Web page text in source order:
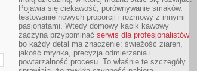
Pojawia się ciekawość, porównywanie smaków,
testowanie nowych proporcji i rozmowy z innymi
pasjonatami. Wtedy domowy kącik kawowy
zaczyna przypominać serwis dla profesjonalistów
bo każdy detal ma znaczenie: świeżość ziaren,
jakość młynka, precyzja odmierzania i
powtarzalność procesu. To właśnie te szczegóły